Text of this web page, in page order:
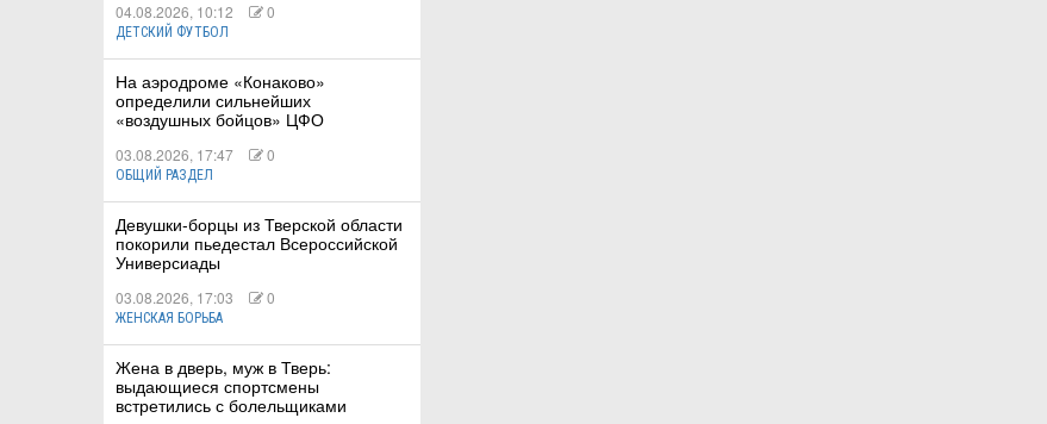
04.08.2026, 10:12 0
ДЕТСКИЙ ФУТБОЛ
На аэродроме «Конаково»
определили сильнейших
«воздушных бойцов» ЦФО
03.08.2026, 17:47 0
ОБЩИЙ РАЗДЕЛ
Девушки-борцы из Тверской области
покорили пьедестал Всероссийской
Универсиады
03.08.2026, 17:03 0
ЖЕНСКАЯ БОРЬБА
Жена в дверь, муж в Тверь:
выдающиеся спортсмены
встретились с болельщиками